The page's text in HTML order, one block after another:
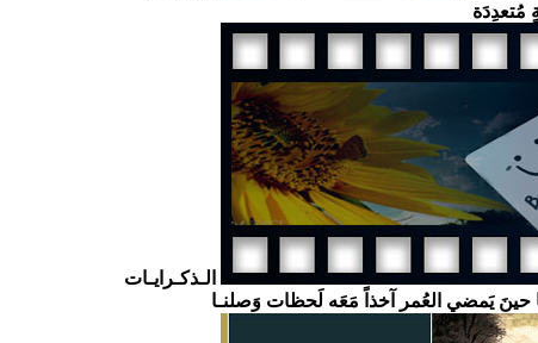
مُتعدِدَة
الـذكـرايـات
حينَ يَمضي العُمر آخذاً مَعَه لَحظات وَصلنـا